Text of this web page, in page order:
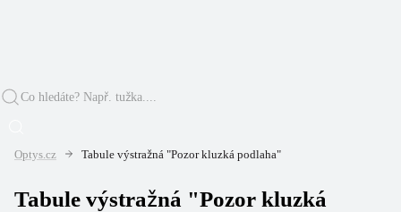
Optys.cz Tabule výstražná "Pozor kluzká podlaha"
Tabule výstražná "Pozor kluzká